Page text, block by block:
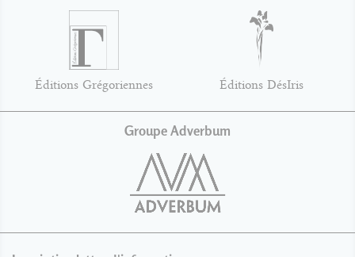
Éditions Grégoriennes Éditions DésIris
Groupe Adverbum